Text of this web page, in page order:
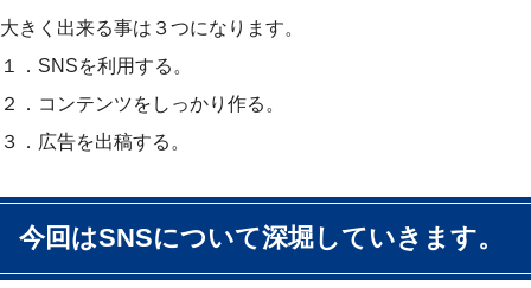
大きく出来る事は３つになります。
１．SNSを利用する。
２．コンテンツをしっかり作る。
３．広告を出稿する。
今回はSNSについて深堀していきます。